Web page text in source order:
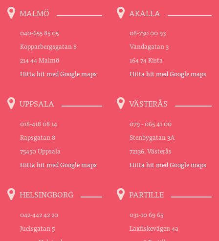
MALMÖ
040-655 85 05
Kopparbergsgatan 8
214 44 Malmö
Hitta hit med Google maps
AKALLA
08-730 00 93
Vandagatan 3
164 74 Kista
Hitta hit med Google maps
UPPSALA
018-418 08 14
Rapsgatan 8
75450 Uppsala
Hitta hit med Google maps
VÄSTERÅS
079 - 065 41 00
Stenbygatan 3A
72136, Västerås
Hitta hit med Google maps
HELSINGBORG
042-442 42 20
Juelsgatan 5
PARTILLE
031-10 69 65
Laxfiskevägen 4a